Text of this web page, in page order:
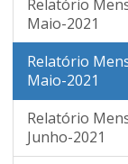
Relatório
Maio-2021
Relatório
Maio-2021
Relatório
Junho-2021